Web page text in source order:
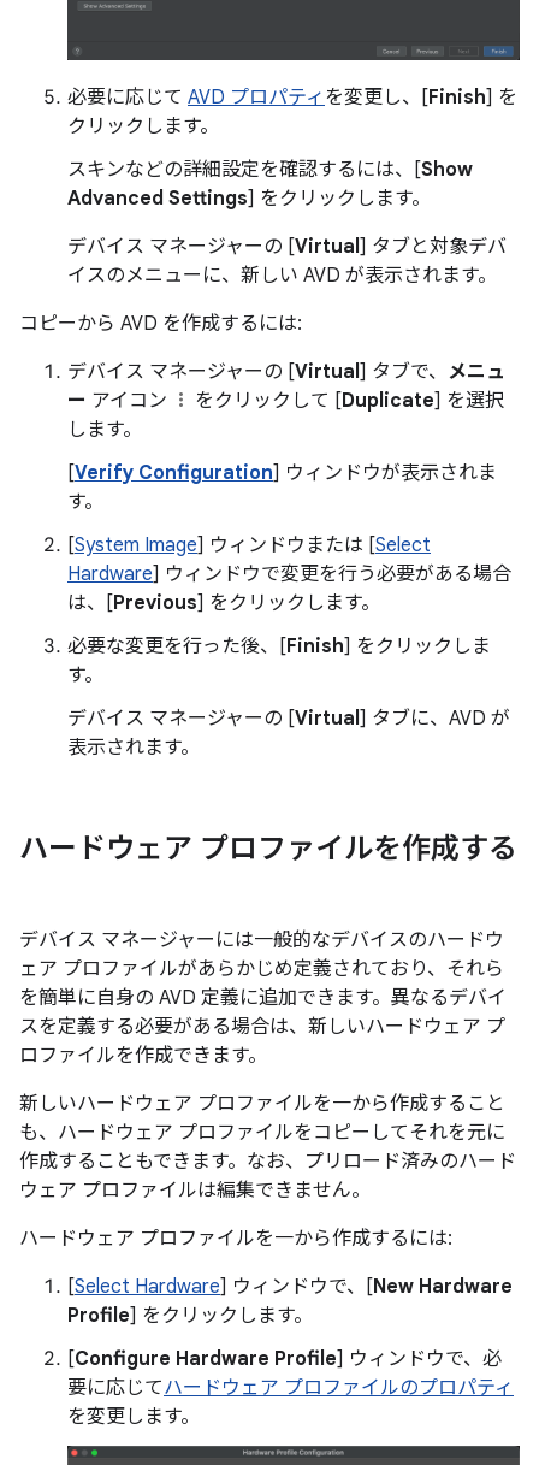
必要に応じて AVD プロパティ を変更し、[Finish] を
クリックします。
スキンなどの詳細設定を確認するには、[Show
Advanced Settings] をクリックします。
デバイス マネージャーの [Virtual] タブと対象デバ
イスのメニューに、新しい AVD が表示されます。
コピーから AVD を作成するには:
デバイス マネージャーの [Virtual] タブで、 メニュ
ー アイコン をクリックして [Duplicate] を選択
します。
[Verify Configuration] ウィンドウが表示されま
す。
[System Image] ウィンドウまたは [Select
Hardware] ウィンドウで変更を行う必要がある場合
は、[Previous] をクリックします。
必要な変更を行った後、[Finish] をクリックしま
す。
デバイス マネージャーの [Virtual] タブに、AVD が
表示されます。
ハードウェア プロファイルを作成する
デバイス マネージャーには一般的なデバイスのハードウ
ェア プロファイルがあらかじめ定義されており、それら
を簡単に自身の AVD 定義に追加できます。異なるデバイ
スを定義する必要がある場合は、新しいハードウェア プ
ロファイルを作成できます。
新しいハードウェア プロファイルを一から作成すること
も、ハードウェア プロファイルをコピーしてそれを元に
作成することもできます。なお、プリロード済みのハード
ウェア プロファイルは編集できません。
ハードウェア プロファイルを一から作成するには:
[Select Hardware] ウィンドウで、[New Hardware
Profile] をクリックします。
[Configure Hardware Profile] ウィンドウで、必
要に応じてハードウェア プロファイルのプロパティ
を変更します。